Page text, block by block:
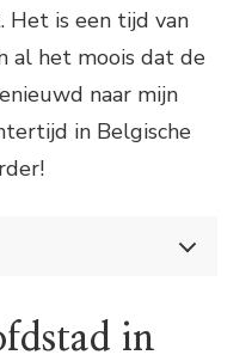
is een tijd van
al het moois dat de
naar mijn
in Belgische
in kerstsfeerin